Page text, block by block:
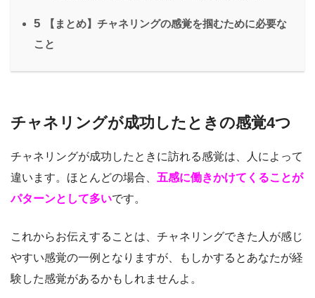
5
【まとめ】チャネリングの感覚を掴むために必要な
こと
チャネリングが成功したときの感覚4つ
チャネリングが成功したときに訪れる感覚は、人によって
違います。ほとんどの場合、 五感に働きかけてくることが
パターンとして多いです。
これからお伝えすることは、チャネリングできた人が感じ
やすい感覚の一例となりますが、もしかするとあなたが経
験した感覚があるかもしれませんよ。